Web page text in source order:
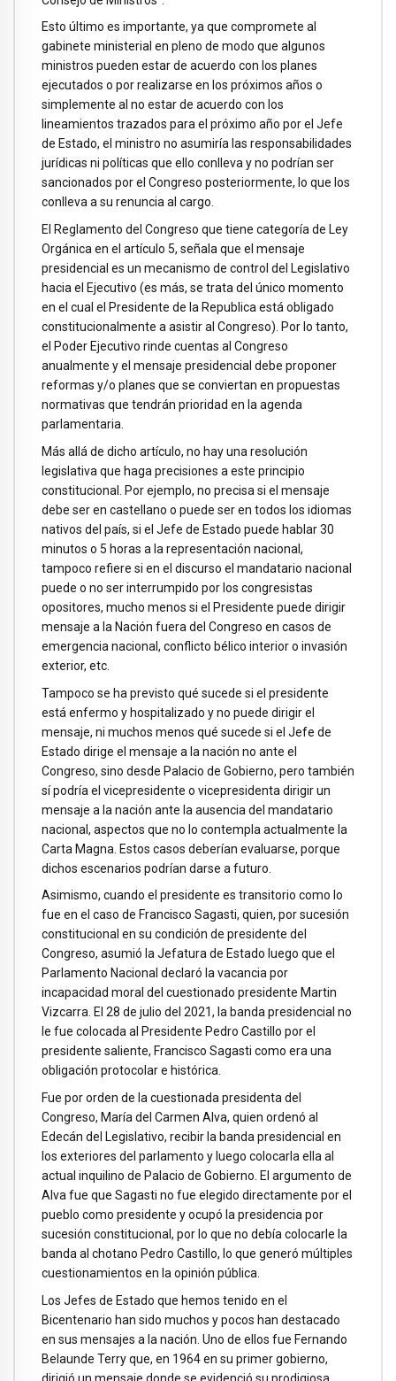
Esto último es importante, ya que compromete al
gabinete ministerial en pleno de modo que algunos
ministros pueden estar de acuerdo con los planes
ejecutados o por realizarse en los próximos años o
simplemente al no estar de acuerdo con los
lineamientos trazados para el próximo año por el Jefe
de Estado, el ministro no asumiría las responsabilidades
jurídicas ni políticas que ello conlleva y no podrían ser
sancionados por el Congreso posteriormente, lo que los
conlleva a su renuncia al cargo.
El Reglamento del Congreso que tiene categoría de Ley
Orgánica en el artículo 5, señala que el mensaje
presidencial es un mecanismo de control del Legislativo
hacia el Ejecutivo (es más, se trata del único momento
en el cual el Presidente de la Republica está obligado
constitucionalmente a asistir al Congreso). Por lo tanto,
el Poder Ejecutivo rinde cuentas al Congreso
anualmente y el mensaje presidencial debe proponer
reformas y/o planes que se conviertan en propuestas
normativas que tendrán prioridad en la agenda
parlamentaria.
Más allá de dicho artículo, no hay una resolución
legislativa que haga precisiones a este principio
constitucional. Por ejemplo, no precisa si el mensaje
debe ser en castellano o puede ser en todos los idiomas
nativos del país, si el Jefe de Estado puede hablar 30
minutos o 5 horas a la representación nacional,
tampoco refiere si en el discurso el mandatario nacional
puede o no ser interrumpido por los congresistas
opositores, mucho menos si el Presidente puede dirigir
mensaje a la Nación fuera del Congreso en casos de
emergencia nacional, conflicto bélico interior o invasión
exterior, etc.
Tampoco se ha previsto qué sucede si el presidente
está enfermo y hospitalizado y no puede dirigir el
mensaje, ni muchos menos qué sucede si el Jefe de
Estado dirige el mensaje a la nación no ante el
Congreso, sino desde Palacio de Gobierno, pero también
sí podría el vicepresidente o vicepresidenta dirigir un
mensaje a la nación ante la ausencia del mandatario
nacional, aspectos que no lo contempla actualmente la
Carta Magna. Estos casos deberían evaluarse, porque
dichos escenarios podrían darse a futuro.
Asimismo, cuando el presidente es transitorio como lo
fue en el caso de Francisco Sagasti, quien, por sucesión
constitucional en su condición de presidente del
Congreso, asumió la Jefatura de Estado luego que el
Parlamento Nacional declaró la vacancia por
incapacidad moral del cuestionado presidente Martin
Vizcarra. El 28 de julio del 2021, la banda presidencial no
le fue colocada al Presidente Pedro Castillo por el
presidente saliente, Francisco Sagasti como era una
obligación protocolar e histórica.
Fue por orden de la cuestionada presidenta del
Congreso, María del Carmen Alva, quien ordenó al
Edecán del Legislativo, recibir la banda presidencial en
los exteriores del parlamento y luego colocarla ella al
actual inquilino de Palacio de Gobierno. El argumento de
Alva fue que Sagasti no fue elegido directamente por el
pueblo como presidente y ocupó la presidencia por
sucesión constitucional, por lo que no debía colocarle la
banda al chotano Pedro Castillo, lo que generó múltiples
cuestionamientos en la opinión pública.
Los Jefes de Estado que hemos tenido en el
Bicentenario han sido muchos y pocos han destacado
en sus mensajes a la nación. Uno de ellos fue Fernando
Belaunde Terry que, en 1964 en su primer gobierno,
dirigió un mensaje donde se evidenció su prodigiosa